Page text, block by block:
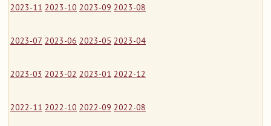
2023-11 2023-10 2023-09 2023-08
2023-07 2023-06 2023-05 2023-04
2023-03 2023-02 2023-01 2022-12
2022-11 2022-10 2022-09 2022-08